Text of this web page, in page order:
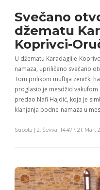
Svečano
džematu
Koprivci-
U džematu Karadaglije-
namaza, upriličeno svečano
Tom prilikom muftija zenički
proglasio je mesdžid vakufom
predao Nafi Hajdić, koja je
klanjanja podne-namaza u
Subota | 2. Ševval 1447 \ 21. Mart